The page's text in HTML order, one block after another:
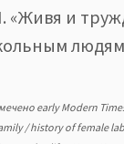
хлопот и […]
«Живя и
early Modern
/history of female